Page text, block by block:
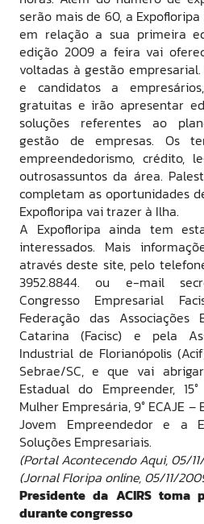
serão mais de 60, a
em relação a sua primeira
edição 2009 a feira vai
voltadas à gestão
e candidatos a
gratuitas e irão apresentar
soluções referentes ao
gestão de empresas. Os
empreendedorismo, crédito,
outrosassuntos da área.
completam as oportunidades
Expofloripa vai trazer à Ilha.
A Expofloripa ainda tem
interessados. Mais
através deste site, pelo
3952.8844. ou e-mail
Congresso Empresarial
Federação das Associações
Catarina (Facisc) e pela
Industrial de Florianópolis
Sebrae/SC, e que vai
Estadual do Empreender,
Mulher Empresária, 9° ECAJE
Jovem Empreendedor e a
Soluções Empresariais.
(Portal Acontecendo Aqui, 05/
(Jornal Floripa online, 05/11/
Presidente da ACIRS toma
durante congresso